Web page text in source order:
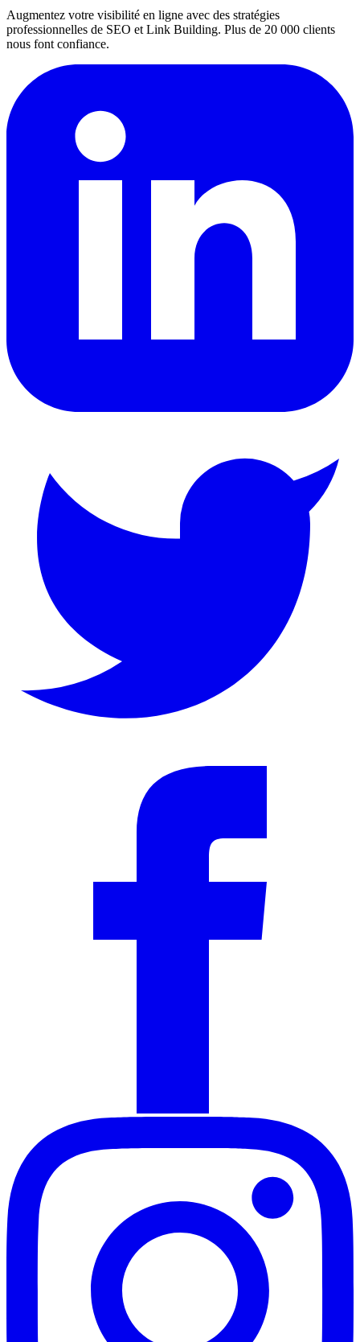
Augmentez votre visibilité en ligne avec des stratégies
professionnelles de SEO et Link Building. Plus de 20 000 clients
nous font confiance.